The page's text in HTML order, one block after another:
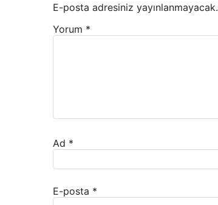
E-posta adresiniz yayınlanmayacak.
Yorum *
Ad *
E-posta *